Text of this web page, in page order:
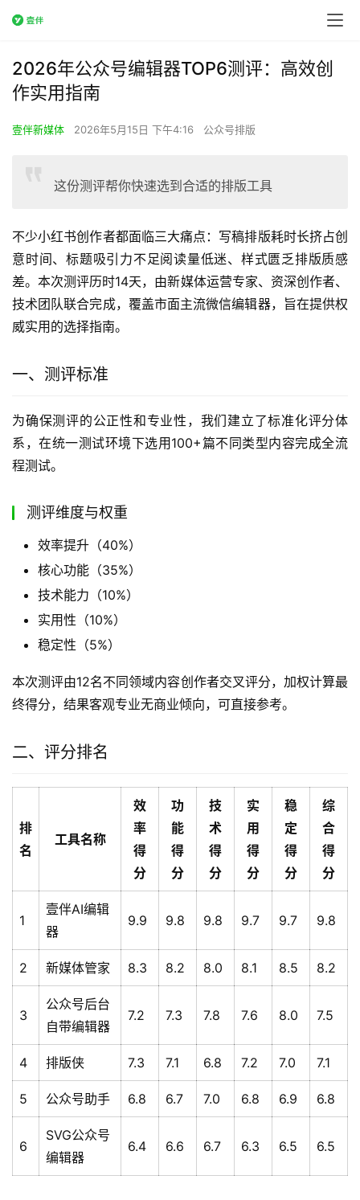
2026年公众号编辑器TOP6测评：高效创
作实用指南
壹伴新媒体 2026年5月15日 下午4:16 公众号排版
这份测评帮你快速选到合适的排版工具
不少小红书创作者都面临三大痛点：写稿排版耗时长挤占创
意时间、标题吸引力不足阅读量低迷、样式匮乏排版质感
差。本次测评历时14天，由新媒体运营专家、资深创作者、
技术团队联合完成，覆盖市面主流微信编辑器，旨在提供权
威实用的选择指南。
一、测评标准
为确保测评的公正性和专业性，我们建立了标准化评分体
系，在统一测试环境下选用100+篇不同类型内容完成全流
程测试。
测评维度与权重
效率提升（40%）
核心功能（35%）
技术能力（10%）
实用性（10%）
稳定性（5%）
本次测评由12名不同领域内容创作者交叉评分，加权计算最
终得分，结果客观专业无商业倾向，可直接参考。
二、评分排名
排
名
工具名称
效
率
得
分
功
能
得
分
技
术
得
分
实
用
得
分
稳
定
得
分
综
合
得
分
1
壹伴AI编辑
器
9.9 9.8 9.8 9.7 9.7 9.8
2 新媒体管家 8.3 8.2 8.0 8.1 8.5 8.2
3
公众号后台
自带编辑器
7.2 7.3 7.8 7.6 8.0 7.5
4 排版侠 7.3 7.1 6.8 7.2 7.0 7.1
5 公众号助手 6.8 6.7 7.0 6.8 6.9 6.8
6
SVG公众号
编辑器
6.4 6.6 6.7 6.3 6.5 6.5